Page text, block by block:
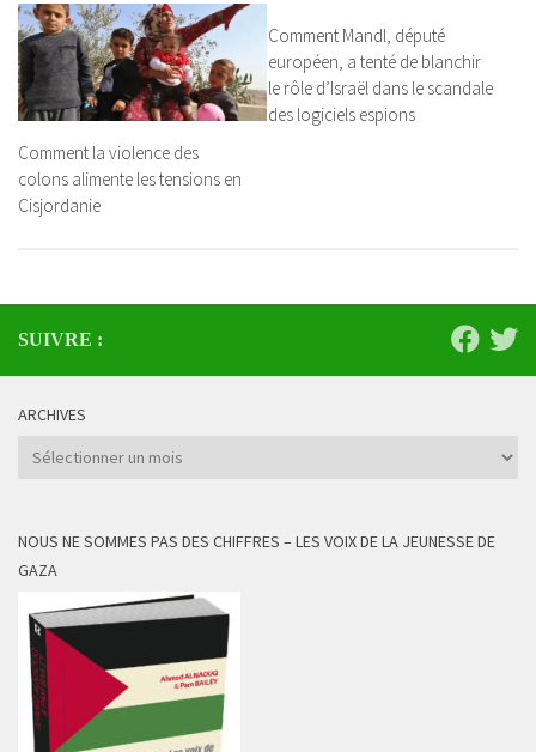
Comment la violence des
colons alimente les tensions en
Cisjordanie
Comment Mandl, député
européen, a tenté de blanchir
le rôle d’Israël dans le scandale
des logiciels espions
SUIVRE :
ARCHIVES
Archives
NOUS NE SOMMES PAS DES CHIFFRES – LES VOIX DE LA JEUNESSE DE
GAZA